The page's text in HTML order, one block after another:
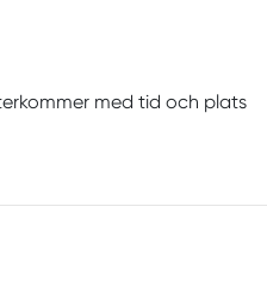
med tid och plats